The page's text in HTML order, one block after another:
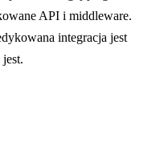
API i middleware.
integracja jest